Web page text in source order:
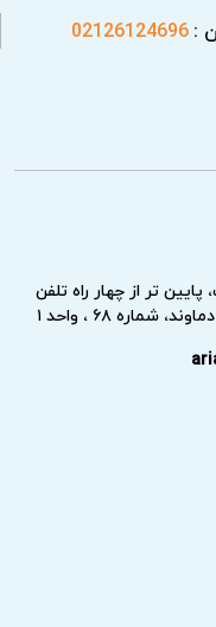
:
02126124696
تر از چهار راه تلفن
شماره ۶۸ ، واحد ۱